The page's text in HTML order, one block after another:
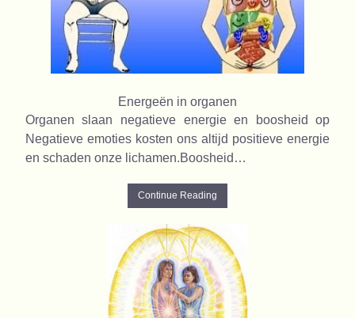
Energeën in organen
Organen slaan negatieve energie en boosheid op
Negatieve emoties kosten ons altijd positieve energie
en schaden onze lichamen.Boosheid…
Continue Reading